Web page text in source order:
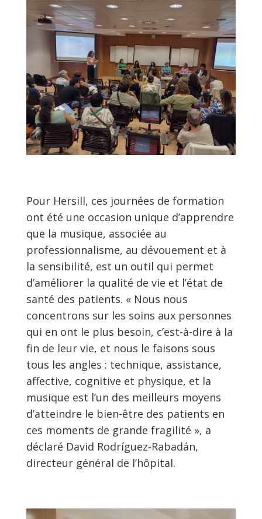
Pour Hersill, ces journées de formation
ont été une occasion unique d’apprendre
que la musique, associée au
professionnalisme, au dévouement et à
la sensibilité, est un outil qui permet
d’améliorer la qualité de vie et l’état de
santé des patients. « Nous nous
concentrons sur les soins aux personnes
qui en ont le plus besoin, c’est-à-dire à la
fin de leur vie, et nous le faisons sous
tous les angles : technique, assistance,
affective, cognitive et physique, et la
musique est l’un des meilleurs moyens
d’atteindre le bien-être des patients en
ces moments de grande fragilité », a
déclaré David Rodríguez-Rabadán,
directeur général de l’hôpital.